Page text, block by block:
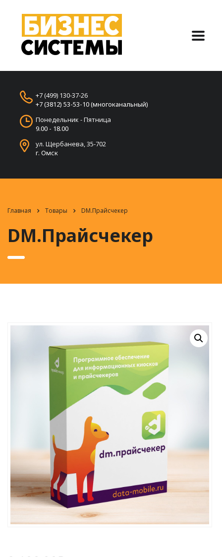
+7 (499) 130-37-26
+7 (3812) 53-53-10 (многоканальный)
Понедельник - Пятница
9.00 - 18.00
ул. Щербанева, 35-702
г. Омск
Главная Товары DM.Прайсчекер
DM.Прайсчекер